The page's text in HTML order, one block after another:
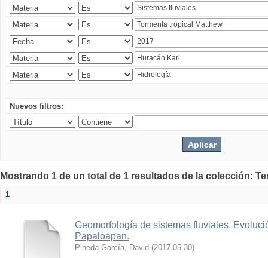
Nuevos filtros:
Mostrando 1 de un total de 1 resultados de la colección:
1
Geomorfología de sistemas fluviales.
Papaloapan.
Pineda García, David (2017-05-30)